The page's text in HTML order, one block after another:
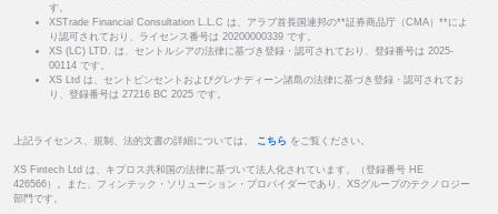
す。
XSTrade Financial Consultation L.L.C は、アラブ首長国連邦の**証券商品庁（CMA）**によ
り認可されており、ライセンス番号は 20200000339 です。
XS (LC) LTD. は、セントルシアの法律に基づき登録・認可されており、登録番号は 2025-
00114 です。
XS Ltd は、セントビンセントおよびグレナディーン諸島の法律に基づき登録・認可されてお
り、登録番号は 27216 BC 2025 です。
上記ライセンス、規制、法的文書の詳細については、 こちら をご覧ください。
XS Fintech Ltd は、キプロス共和国の法律に基づいて法人化されています。（登録番号 HE
426566）。また、フィンテック・ソリューション・プロバイダーであり、XSグループのテクノロジー
部門です。